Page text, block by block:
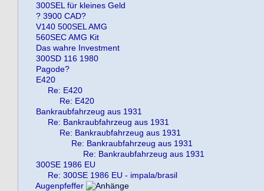
300SEL für kleines Geld
? 3900 CAD?
V140 500SEL AMG
560SEC AMG Kit
Das wahre Investment
300SD 116 1980
Pagode?
E420
Re: E420
Re: E420
Bankraubfahrzeug aus 1931
Re: Bankraubfahrzeug aus 1931
Re: Bankraubfahrzeug aus 1931
Re: Bankraubfahrzeug aus 1931
Re: Bankraubfahrzeug aus 1931
300SE 1986 EU
Re: 300SE 1986 EU - impala/brasil
Augenpfeffer